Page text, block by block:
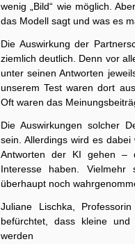
wenig „Bild“ wie möglich.
das Modell sagt und was es
Die Auswirkung der
ziemlich deutlich. Denn vor
unter seinen Antworten
unserem Test waren dort
Oft waren das
Die Auswirkungen solcher
sein. Allerdings wird es
Antworten der KI gehen –
Interesse haben.
überhaupt noch
Juliane Lischka,
befürchtet, dass kleine und
werden